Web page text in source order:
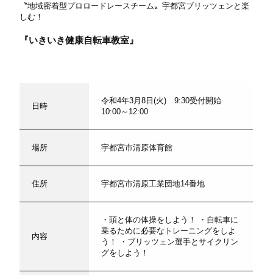
〝地域密着型プロロードレースチーム〟宇都宮ブリッツェンと楽
しむ！
『いきいき健康自転車教室』
日時
令和4年3月8日(火) 9:30受付開始
10:00～12:00
場所 宇都宮市清原体育館
住所 宇都宮市清原工業団地14番地
内容
・頭と体の体操をしよう！ ・自転車に
乗るために必要なトレーニングをしよ
う！ ・ブリッツェン選手とサイクリン
グをしよう！